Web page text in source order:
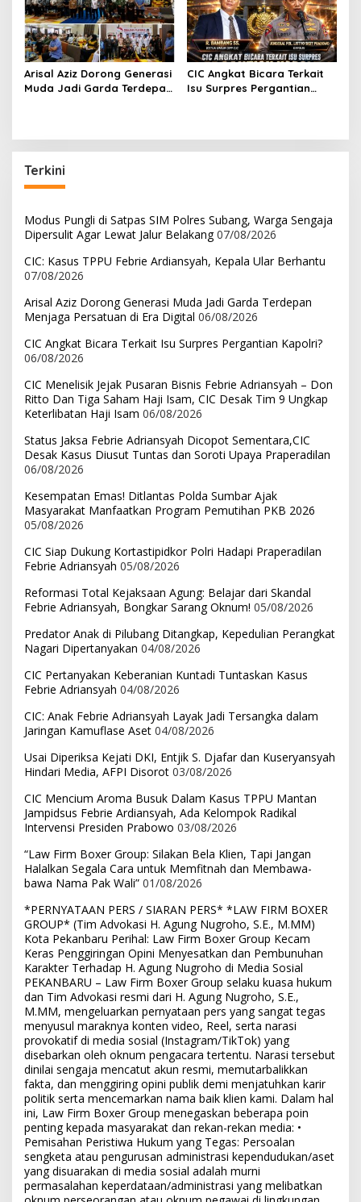
Arisal Aziz Dorong Generasi
Muda Jadi Garda Terdepan
CIC Angkat Bicara Terkait
Isu Surpres Pergantian
Terkini
Modus Pungli di Satpas SIM Polres Subang, Warga Sengaja
Dipersulit Agar Lewat Jalur Belakang 07/08/2026
CIC: Kasus TPPU Febrie Ardiansyah, Kepala Ular Berhantu
07/08/2026
Arisal Aziz Dorong Generasi Muda Jadi Garda Terdepan
Menjaga Persatuan di Era Digital 06/08/2026
CIC Angkat Bicara Terkait Isu Surpres Pergantian Kapolri?
06/08/2026
CIC Menelisik Jejak Pusaran Bisnis Febrie Adriansyah – Don
Ritto Dan Tiga Saham Haji Isam, CIC Desak Tim 9 Ungkap
Keterlibatan Haji Isam 06/08/2026
Status Jaksa Febrie Adriansyah Dicopot Sementara,CIC
Desak Kasus Diusut Tuntas dan Soroti Upaya Praperadilan
06/08/2026
Kesempatan Emas! Ditlantas Polda Sumbar Ajak
Masyarakat Manfaatkan Program Pemutihan PKB 2026
05/08/2026
CIC Siap Dukung Kortastipidkor Polri Hadapi Praperadilan
Febrie Adriansyah 05/08/2026
Reformasi Total Kejaksaan Agung: Belajar dari Skandal
Febrie Adriansyah, Bongkar Sarang Oknum! 05/08/2026
Predator Anak di Pilubang Ditangkap, Kepedulian Perangkat
Nagari Dipertanyakan 04/08/2026
CIC Pertanyakan Keberanian Kuntadi Tuntaskan Kasus
Febrie Adriansyah 04/08/2026
CIC: Anak Febrie Adriansyah Layak Jadi Tersangka dalam
Jaringan Kamuflase Aset 04/08/2026
Usai Diperiksa Kejati DKI, Entjik S. Djafar dan Kuseryansyah
Hindari Media, AFPI Disorot 03/08/2026
CIC Mencium Aroma Busuk Dalam Kasus TPPU Mantan
Jampidsus Febrie Ardiansyah, Ada Kelompok Radikal
Intervensi Presiden Prabowo 03/08/2026
“Law Firm Boxer Group: Silakan Bela Klien, Tapi Jangan
Halalkan Segala Cara untuk Memfitnah dan Membawa-
bawa Nama Pak Wali” 01/08/2026
*PERNYATAAN PERS / SIARAN PERS* *LAW FIRM BOXER
GROUP* (Tim Advokasi H. Agung Nugroho, S.E., M.MM)
Kota Pekanbaru Perihal: Law Firm Boxer Group Kecam
Keras Penggiringan Opini Menyesatkan dan Pembunuhan
Karakter Terhadap H. Agung Nugroho di Media Sosial
PEKANBARU – Law Firm Boxer Group selaku kuasa hukum
dan Tim Advokasi resmi dari H. Agung Nugroho, S.E.,
M.MM, mengeluarkan pernyataan pers yang sangat tegas
menyusul maraknya konten video, Reel, serta narasi
provokatif di media sosial (Instagram/TikTok) yang
disebarkan oleh oknum pengacara tertentu. Narasi tersebut
dinilai sengaja mencatut akun resmi, memutarbalikkan
fakta, dan menggiring opini publik demi menjatuhkan karir
politik serta mencemarkan nama baik klien kami. Dalam hal
ini, Law Firm Boxer Group menegaskan beberapa poin
penting kepada masyarakat dan rekan-rekan media: •
Pemisahan Peristiwa Hukum yang Tegas: Persoalan
sengketa atau pengurusan administrasi kependudukan/aset
yang disuarakan di media sosial adalah murni
permasalahan keperdataan/administrasi yang melibatkan